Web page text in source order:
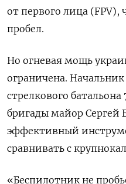
от первого лица (FPV),
пробел.
Но огневая мощь
ограничена.
стрелкового
бригады майор Сергей
эффективный
сравнивать с
«Беспилотник не